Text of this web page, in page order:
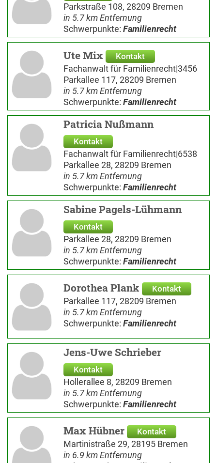
Parkstraße 108, 28209 Bremen
in 5.7 km Entfernung
Schwerpunkte: Familienrecht
Ute Mix Kontakt
Fachanwalt für Familienrecht|3456
Parkallee 117, 28209 Bremen
in 5.7 km Entfernung
Schwerpunkte: Familienrecht
Patricia Nußmann
Kontakt
Fachanwalt für Familienrecht|6538
Parkallee 28, 28209 Bremen
in 5.7 km Entfernung
Schwerpunkte: Familienrecht
Sabine Pagels-Lühmann
Kontakt
Parkallee 28, 28209 Bremen
in 5.7 km Entfernung
Schwerpunkte: Familienrecht
Dorothea Plank Kontakt
Parkallee 117, 28209 Bremen
in 5.7 km Entfernung
Schwerpunkte: Familienrecht
Jens-Uwe Schrieber
Kontakt
Hollerallee 8, 28209 Bremen
in 5.7 km Entfernung
Schwerpunkte: Familienrecht
Max Hübner Kontakt
Martinistraße 29, 28195 Bremen
in 6.9 km Entfernung